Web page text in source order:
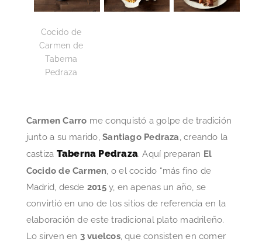
Cocido de
Carmen de
Taberna
Pedraza
Carmen Carro me conquistó a golpe de tradición
junto a su marido,Santiago Pedraza, creando la
castiza Taberna Pedraza. Aquí preparan El
Cocido de Carmen, o el cocido “más fino de
Madrid, desde 2015y, en apenas un año, se
convirtió en uno de los sitios de referencia en la
elaboración de este tradicional plato madrileño.
Lo sirven en 3 vuelcos, que consisten en comer